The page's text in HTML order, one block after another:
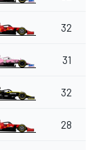
32
31
32
28